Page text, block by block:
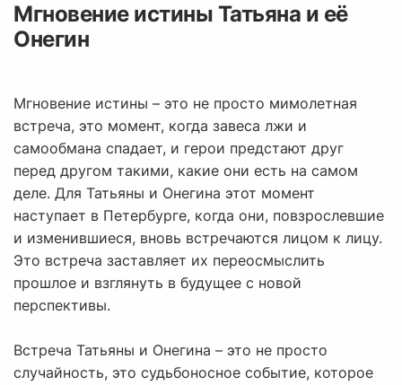
Мгновение истины Татьяна и её
Онегин
Мгновение истины – это не просто мимолетная
встреча, это момент, когда завеса лжи и
самообмана спадает, и герои предстают друг
перед другом такими, какие они есть на самом
деле. Для Татьяны и Онегина этот момент
наступает в Петербурге, когда они, повзрослевшие
и изменившиеся, вновь встречаются лицом к лицу.
Это встреча заставляет их переосмыслить
прошлое и взглянуть в будущее с новой
перспективы.
Встреча Татьяны и Онегина – это не просто
случайность, это судьбоносное событие, которое